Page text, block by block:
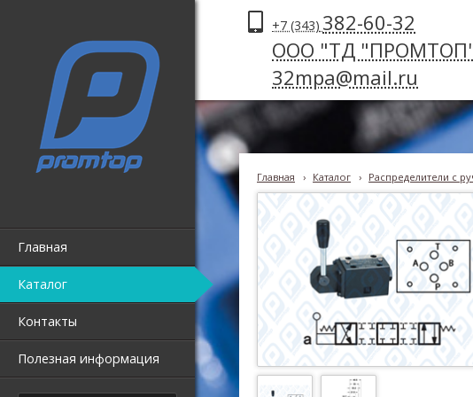
Главная
Каталог
Контакты
Полезная информация
+7 (343) 382-60-32
ООО "ТД
32mpa@mail.ru
Главная › Каталог › Распределители с